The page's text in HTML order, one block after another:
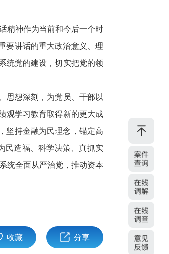
精神作为当前和今后一个时
要讲话的重大政治意义、理
统党的建设，切实把党的领
思想深刻，为党员、干部以
观学习教育取得新的更大成
坚持金融为民理念，锚定高
民造福、科学决策、真抓实
统全面从严治党，推动资本
收藏 分享